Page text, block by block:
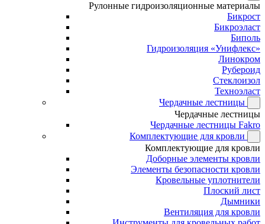
Рулонные гидроизоляционные материалы
Бикрост
Бикроэласт
Биполь
Гидроизоляция «Унифлекс»
Линокром
Рубероид
Стеклоизол
Техноэласт
Чердачные лестницы
Чердачные лестницы
Чердачные лестницы Fakro
Комплектующие для кровли
Комплектующие для кровли
Доборные элементы кровли
Элементы безопасности кровли
Кровельные уплотнители
Плоский лист
Дымники
Вентиляция для кровли